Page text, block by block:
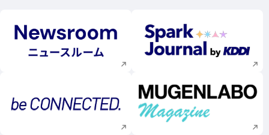
新規ウィンドウで開く 新規ウィンドウで
新規ウィンドウで開く 新規ウィンドウで